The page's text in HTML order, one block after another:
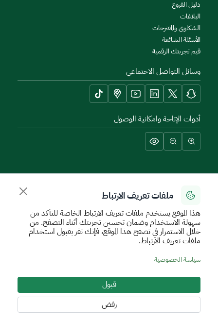
ملفات تعريف الارتباط
هذا الموقع يستخدم ملفات تعريف الارتباط الخاصة للتأكد من
سهولة الاستخدام وضمان تحسين تجربتك أثناء التصفح. من
خلال الاستمرار في تصفح هذا الموقع، فإنك تقر بقبول استخدام
ملفات تعريف الارتباط.
سياسة الخصوصية
قبول
رفض
دليل الفروع
البلاغات
الشكاوى والمقترحات
الأسئلة الشائعة
قيم تجربتك الرقمية
وسائل التواصل الاجتماعي
أدوات الإتاحة وامكانية الوصول
الأحكام والشروط
خريطة الموقع
جميع الحقوق محفوظة للهيئة العامة للعقار © 2026
تم تطويره وتشغيله بواسطة الهيئة العامة للعقار